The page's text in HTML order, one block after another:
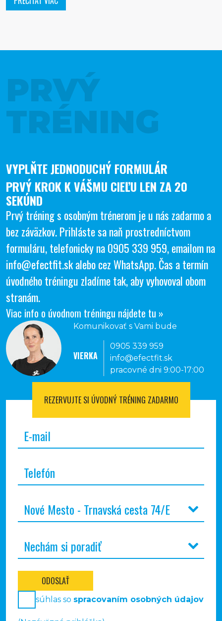
PRVÝ
TRÉNING
VYPLŇTE JEDNODUCHÝ FORMULÁR
PRVÝ KROK K VÁŠMU CIEĽU LEN ZA 20
SEKÚND
Prvý tréning s osobným trénerom je u nás zadarmo a
bez záväzkov. Prihláste sa naň prostredníctvom
formuláru, telefonicky na0905 339 959, emailom na
info@efectfit.skalebo cezWhatsApp. Čas a termín
úvodného tréningu zladíme tak, aby vyhovoval obom
stranám.
Viac info o úvodnom tréningu nájdete tu »
Komunikovať s Vami bude
VIERKA
0905 339 959
info@efectfit.sk
pracovné dni 9:00-17:00
REZERVUJTE SI ÚVODNÝ TRÉNING ZADARMO
ODOSLAŤ
súhlas so spracovaním osobných údajov